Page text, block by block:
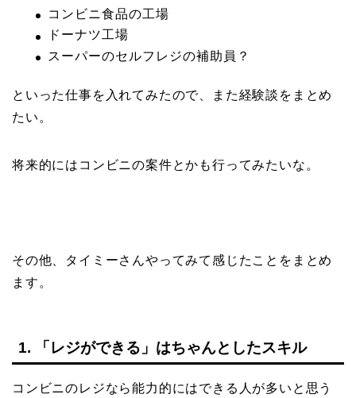
コンビニ食品の工場
ドーナツ工場
スーパーのセルフレジの補助員？
といった仕事を入れてみたので、また経験談をまとめ
たい。
将来的にはコンビニの案件とかも行ってみたいな。
その他、タイミーさんやってみて感じたことをまとめ
ます。
1. 「レジができる」はちゃんとしたスキル
コンビニのレジなら能力的にはできる人が多いと思う